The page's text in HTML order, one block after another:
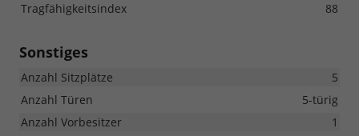
Tragfähigkeitsindex
88
Sonstiges
Anzahl Sitzplätze
5
Anzahl Türen
5-türig
Anzahl Vorbesitzer
1